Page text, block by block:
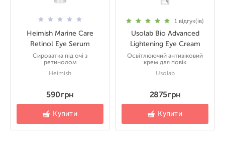
Heimish Marine Care
Retinol Eye Serum
Сироватка під очі з
ретинолом
Heimish
590 грн
Купити
1 відгук(ів)
Usolab Bio Advanced
Lightening Eye Cream
Освітлюючий антивіковий
крем для повік
Usolab
2875 грн
Купити